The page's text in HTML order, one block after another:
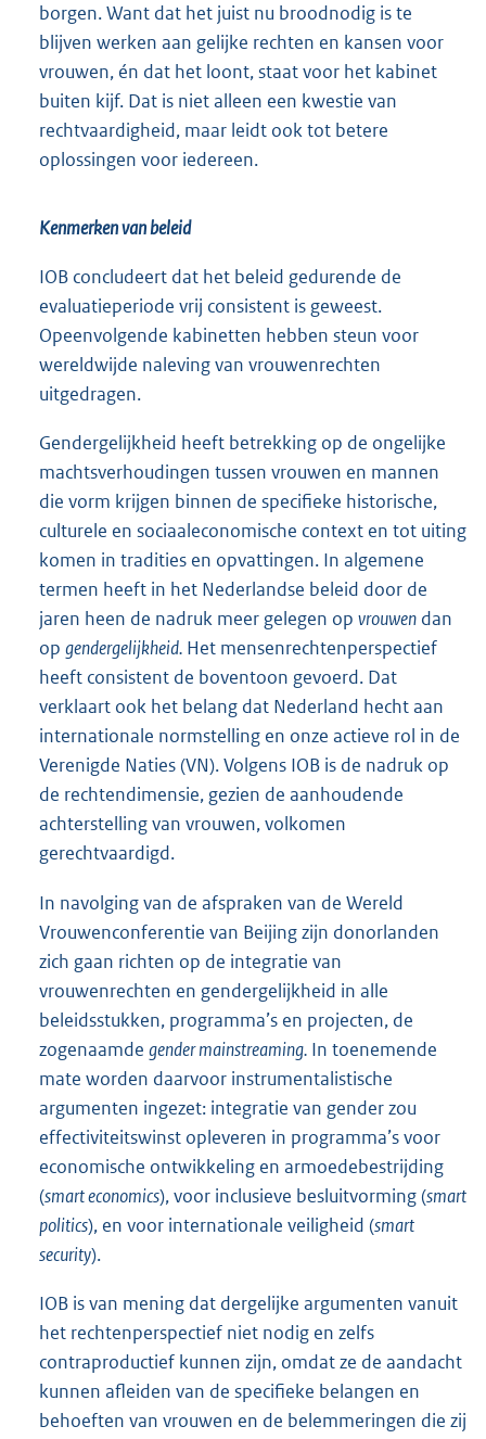
borgen. Want dat het juist nu broodnodig is te
blijven werken aan gelijke rechten en kansen voor
vrouwen, én dat het loont, staat voor het kabinet
buiten kijf. Dat is niet alleen een kwestie van
rechtvaardigheid, maar leidt ook tot betere
oplossingen voor iedereen.
Kenmerken van beleid
IOB concludeert dat het beleid gedurende de
evaluatieperiode vrij consistent is geweest.
Opeenvolgende kabinetten hebben steun voor
wereldwijde naleving van vrouwenrechten
uitgedragen.
Gendergelijkheid heeft betrekking op de ongelijke
machtsverhoudingen tussen vrouwen en mannen
die vorm krijgen binnen de specifieke historische,
culturele en sociaaleconomische context en tot uiting
komen in tradities en opvattingen. In algemene
termen heeft in het Nederlandse beleid door de
jaren heen de nadruk meer gelegen op vrouwen dan
op gendergelijkheid. Het mensenrechtenperspectief
heeft consistent de boventoon gevoerd. Dat
verklaart ook het belang dat Nederland hecht aan
internationale normstelling en onze actieve rol in de
Verenigde Naties (VN). Volgens IOB is de nadruk op
de rechtendimensie, gezien de aanhoudende
achterstelling van vrouwen, volkomen
gerechtvaardigd.
In navolging van de afspraken van de Wereld
Vrouwenconferentie van Beijing zijn donorlanden
zich gaan richten op de integratie van
vrouwenrechten en gendergelijkheid in alle
beleidsstukken, programma’s en projecten, de
zogenaamde gender mainstreaming. In toenemende
mate worden daarvoor instrumentalistische
argumenten ingezet: integratie van gender zou
effectiviteitswinst opleveren in programma’s voor
economische ontwikkeling en armoedebestrijding
(smart economics), voor inclusieve besluitvorming (smart
politics), en voor internationale veiligheid (smart
security).
IOB is van mening dat dergelijke argumenten vanuit
het rechtenperspectief niet nodig en zelfs
contraproductief kunnen zijn, omdat ze de aandacht
kunnen afleiden van de specifieke belangen en
behoeften van vrouwen en de belemmeringen die zij